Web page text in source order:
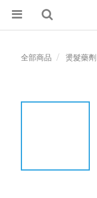
全部商品 燙髮藥劑